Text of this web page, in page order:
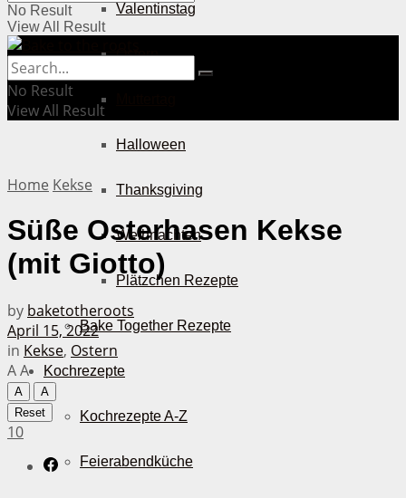
Valentinstag
Ostern
Halloween
Thanksgiving
Weihnachten
Plätzchen Rezepte
Bake Together Rezepte
Kochrezepte
Kochrezepte A-Z
Feierabendküche
No Result
View All Result
No Result
View All Result
Home Kekse
Süße Osterhasen Kekse
(mit Giotto)
by baketotheroots
April 15, 2022
in Kekse, Ostern
AA
A
A
Reset
10